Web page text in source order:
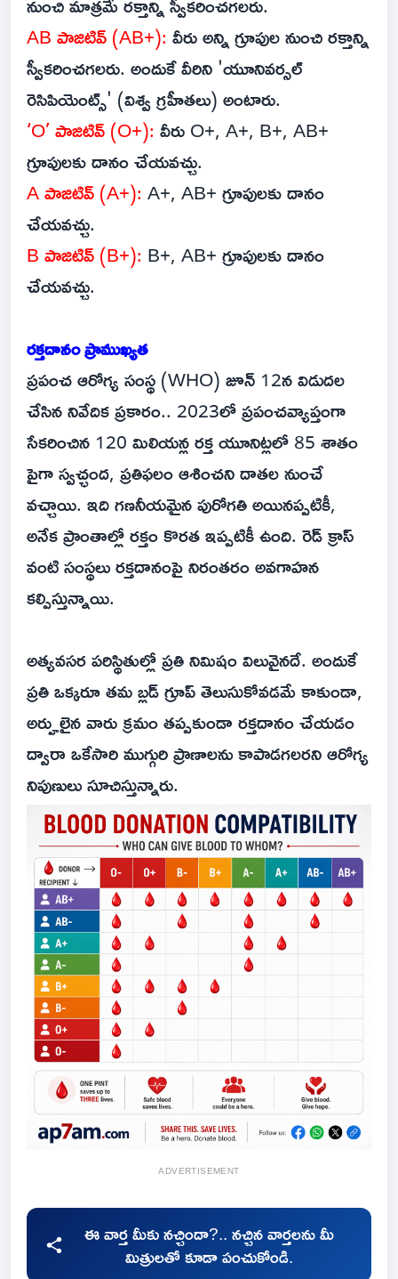
AB పాజిటివ్ (AB+): వీరు అన్ని గ్రూపుల నుంచి రక్తాన్ని
స్వీకరించగలరు. అందుకే వీరిని 'యూనివర్సల్
రెసిపియెంట్స్' (విశ్వ గ్రహీతలు) అంటారు.
‘O’ పాజిటివ్ (O+): వీరు O+, A+, B+, AB+
గ్రూపులకు దానం చేయవచ్చు.
A పాజిటివ్ (A+): A+, AB+ గ్రూపులకు దానం
చేయవచ్చు.
B పాజిటివ్ (B+): B+, AB+ గ్రూపులకు దానం
చేయవచ్చు.
రక్తదానం ప్రాముఖ్యత
ప్రపంచ ఆరోగ్య సంస్థ (WHO) జూన్ 12న విడుదల
చేసిన నివేదిక ప్రకారం.. 2023లో ప్రపంచవ్యాప్తంగా
సేకరించిన 120 మిలియన్ల రక్త యూనిట్లలో 85 శాతం
పైగా స్వచ్ఛంద, ప్రతిఫలం ఆశించని దాతల నుంచే
వచ్చాయి. ఇది గణనీయమైన పురోగతి అయినప్పటికీ,
అనేక ప్రాంతాల్లో రక్తం కొరత ఇప్పటికీ ఉంది. రెడ్ క్రాస్
వంటి సంస్థలు రక్తదానంపై నిరంతరం అవగాహన
కల్పిస్తున్నాయి.
అత్యవసర పరిస్థితుల్లో ప్రతి నిమిషం విలువైనదే. అందుకే
ప్రతి ఒక్కరూ తమ బ్లడ్ గ్రూప్ తెలుసుకోవడమే కాకుండా,
అర్హులైన వారు క్రమం తప్పకుండా రక్తదానం చేయడం
ద్వారా ఒకేసారి ముగ్గురి ప్రాణాలను కాపాడగలరని ఆరోగ్య
నిపుణులు సూచిస్తున్నారు.
ADVERTISEMENT
ఈ వార్త మీకు నచ్చిందా?.. నచ్చిన వార్తలను మీ
మిత్రులతో కూడా పంచుకోండి.